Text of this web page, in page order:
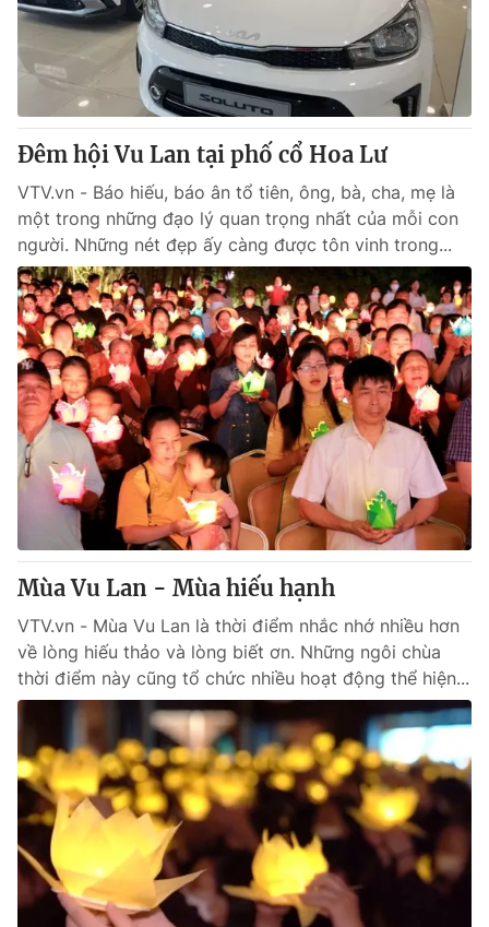
Theo dõi báo trên
Cơ quan chủ quản:Đài Truyền hình Việt Nam
Cơ quan báo chí:Thời báo VTV
Giấy phép hoạt động báo in và báo điện tử số 483/GP-BTTTT
cấp ngày 29/12/2023
Tổng Biên tập:Vũ Thanh Thủy
Phó Tổng Biên tập:Nguyễn Thị Mỹ Hạnh, Phạm Quốc Thắng,
Nguyễn Trọng Ninh
Tổng đài VTV:024.38 355 931 - 024.38 355 932
Ðiện thoại Thời báo VTV:024.66 897 897
Email:toasoan@vtv.vn
Liên hệ quảng cáo: 024-7300.7108
® Cấm sao chép dưới mọi hình thức nếu không có sự chấp
thuận bằng văn bản. Ghi rõ nguồn VTV.vn khi phát hành lại
thông tin từ website này.
Đêm hội Vu Lan tại phố cổ Hoa Lư
VTV.vn - Báo hiếu, báo ân tổ tiên, ông, bà, cha, mẹ là
một trong những đạo lý quan trọng nhất của mỗi con
người. Những nét đẹp ấy càng được tôn vinh trong...
Mùa Vu Lan - Mùa hiếu hạnh
VTV.vn - Mùa Vu Lan là thời điểm nhắc nhớ nhiều hơn
về lòng hiếu thảo và lòng biết ơn. Những ngôi chùa
thời điểm này cũng tổ chức nhiều hoạt động thể hiện...